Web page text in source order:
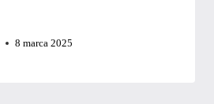
8 marca 2025